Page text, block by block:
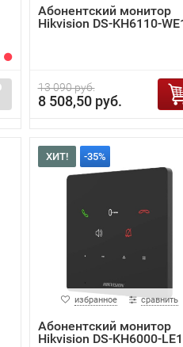
Абонентский монитор
Hikvision DS-KH6110-
13 090 руб.
8 508,50 руб.
ХИТ! -35%
избранное сравнить
Абонентский монитор
Hikvision DS-KH6000-LE1